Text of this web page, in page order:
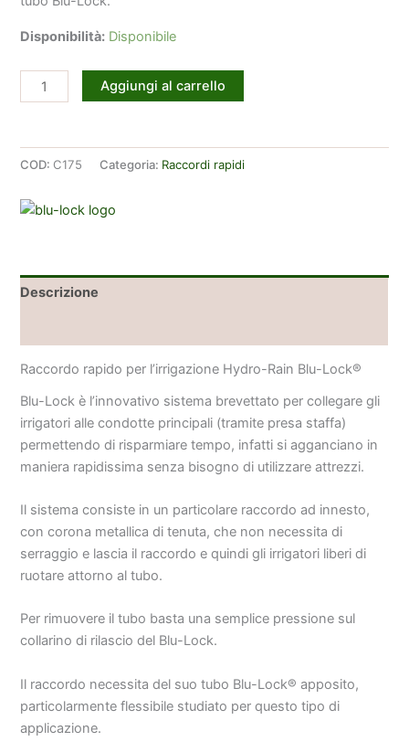
Disponibilità: Disponibile
Blu-
Lock
dritto
1/2
quantità
Aggiungi al carrello
COD: C175 Categoria: Raccordi rapidi
Descrizione
Raccordo rapido per l’irrigazione Hydro-Rain Blu-Lock®
Blu-Lock è l’innovativo sistema brevettato per collegare gli
irrigatori alle condotte principali (tramite presa staffa)
permettendo di risparmiare tempo, infatti si agganciano in
maniera rapidissima senza bisogno di utilizzare attrezzi.
Il sistema consiste in un particolare raccordo ad innesto,
con corona metallica di tenuta, che non necessita di
serraggio e lascia il raccordo e quindi gli irrigatori liberi di
ruotare attorno al tubo.
Per rimuovere il tubo basta una semplice pressione sul
collarino di rilascio del Blu-Lock.
Il raccordo necessita del suo tubo Blu-Lock® apposito,
particolarmente flessibile studiato per questo tipo di
applicazione.